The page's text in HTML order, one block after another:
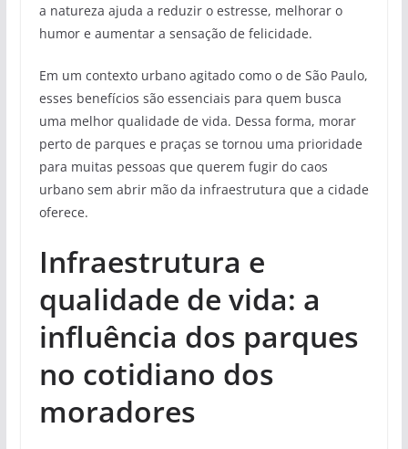
a natureza ajuda a reduzir o estresse, melhorar o
humor e aumentar a sensação de felicidade.
Em um contexto urbano agitado como o de São Paulo,
esses benefícios são essenciais para quem busca
uma melhor qualidade de vida. Dessa forma, morar
perto de parques e praças se tornou uma prioridade
para muitas pessoas que querem fugir do caos
urbano sem abrir mão da infraestrutura que a cidade
oferece.
Infraestrutura e
qualidade de vida: a
influência dos parques
no cotidiano dos
moradores